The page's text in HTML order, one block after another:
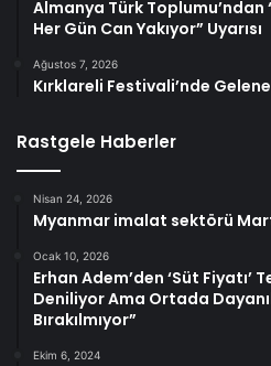
Almanya Türk Toplumu’ndan
Her Gün Can Yakıyor” Uyarısı
Ağustos 7, 2026
Kırklareli Festivali’nde
Rastgele Haberler
Nisan 24, 2026
Myanmar imalat sektörü
Ocak 10, 2026
Erhan Adem’den ‘Süt Fiyatı’
Deniliyor Ama Ortada
Bırakılmıyor”
Ekim 6, 2024